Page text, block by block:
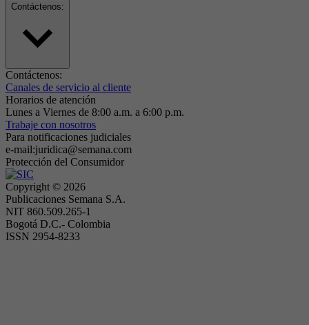
Contáctenos:
Contáctenos:
Canales de servicio al cliente
Horarios de atención
Lunes a Viernes de 8:00 a.m. a 6:00 p.m.
Trabaje con nosotros
Para notificaciones judiciales
e-mail:juridica@semana.com
Protección del Consumidor
Copyright © 2026
Publicaciones Semana S.A.
NIT 860.509.265-1
Bogotá D.C.- Colombia
ISSN 2954-8233